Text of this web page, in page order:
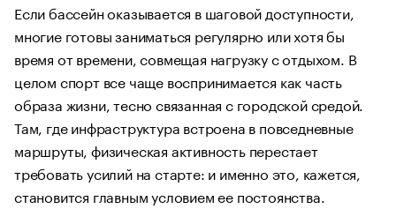
Если бассейн оказывается в шаговой доступности,
многие готовы заниматься регулярно или хотя бы
время от времени, совмещая нагрузку с отдыхом. В
целом спорт все чаще воспринимается как часть
образа жизни, тесно связанная с городской средой.
Там, где инфраструктура встроена в повседневные
маршруты, физическая активность перестает
требовать усилий на старте: и именно это, кажется,
становится главным условием ее постоянства.